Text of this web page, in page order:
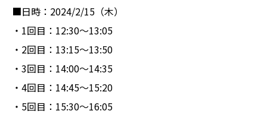
■日時：2024/2/15（木）
・1回目：12:30～13:05
・2回目：13:15～13:50
・3回目：14:00～14:35
・4回目：14:45～15:20
・5回目：15:30～16:05